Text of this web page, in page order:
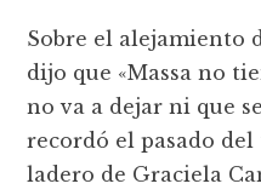
Sobre el alejamiento
dijo que «Massa no
no va a dejar ni que
recordó el pasado
ladero de Graciela